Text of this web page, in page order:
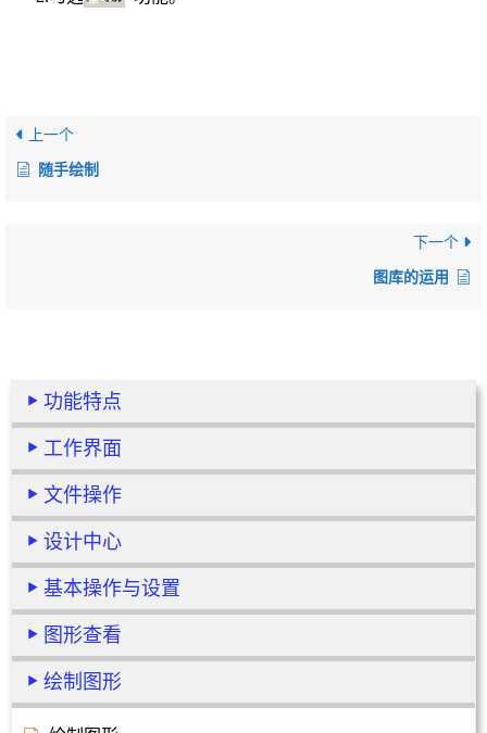
功能特点
工作界面
文件操作
设计中心
基本操作与设置
图形查看
绘制图形
上一个
随手绘制
下一个
图库的运用